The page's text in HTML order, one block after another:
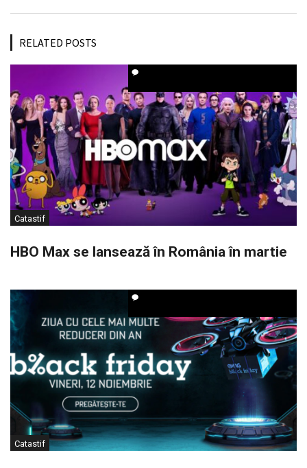
RELATED POSTS
Catastif
HBO Max se lansează în România în martie
Catastif